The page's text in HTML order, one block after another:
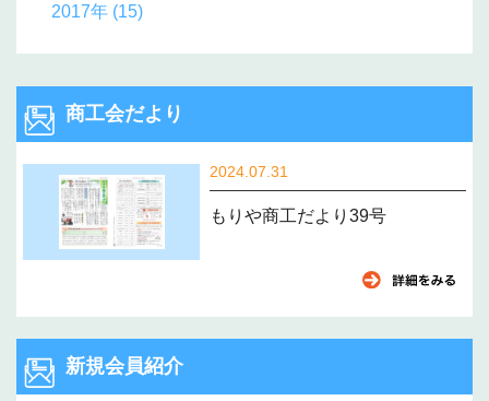
2017年 (15)
商工会だより
2024.07.31
もりや商工だより39号
新規会員紹介